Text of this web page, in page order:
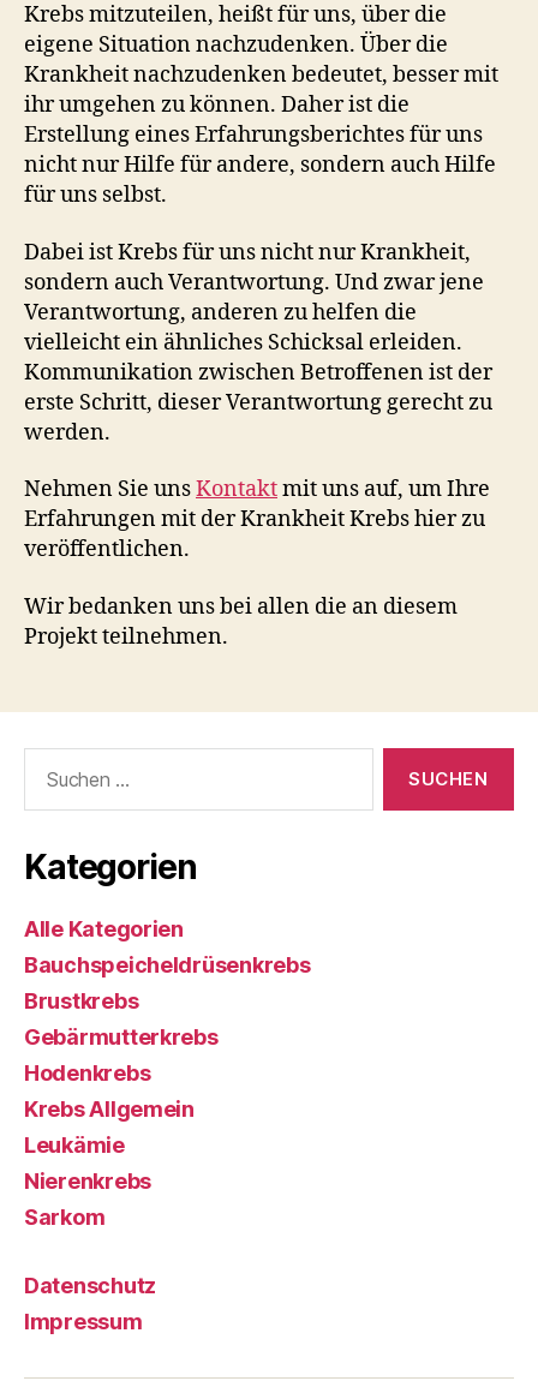
Krebs mitzuteilen, heißt für uns, über die
eigene Situation nachzudenken. Über die
Krankheit nachzudenken bedeutet, besser mit
ihr umgehen zu können. Daher ist die
Erstellung eines Erfahrungsberichtes für uns
nicht nur Hilfe für andere, sondern auch Hilfe
für uns selbst.
Dabei ist Krebs für uns nicht nur Krankheit,
sondern auch Verantwortung. Und zwar jene
Verantwortung, anderen zu helfen die
vielleicht ein ähnliches Schicksal erleiden.
Kommunikation zwischen Betroffenen ist der
erste Schritt, dieser Verantwortung gerecht zu
werden.
Nehmen Sie unsKontaktmit uns auf, um Ihre
Erfahrungen mit der Krankheit Krebs hier zu
veröffentlichen.
Wir bedanken uns bei allen die an diesem
Projekt teilnehmen.
nach:
Kategorien
Alle Kategorien
Bauchspeicheldrüsenkrebs
Brustkrebs
Gebärmutterkrebs
Hodenkrebs
Krebs Allgemein
Leukämie
Nierenkrebs
Sarkom
Datenschutz
Impressum